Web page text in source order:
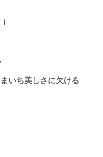
いち美しさに欠ける